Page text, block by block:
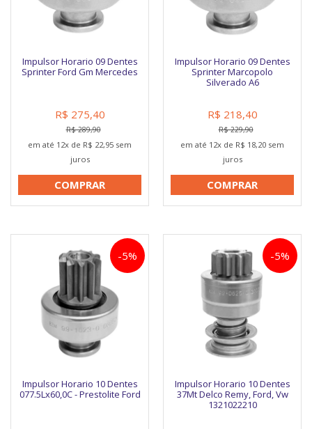
Impulsor Horario 09 Dentes
Sprinter Ford Gm Mercedes
R$ 275,40
R$ 289,90
em até 12x de R$ 22,95 sem
juros
COMPRAR
Impulsor Horario 09 Dentes
Sprinter Marcopolo
Silverado A6
R$ 218,40
R$ 229,90
em até 12x de R$ 18,20 sem
juros
COMPRAR
Impulsor Horario 10 Dentes
077.5Lx60,0C - Prestolite Ford
-5%
Impulsor Horario 10 Dentes
37Mt Delco Remy, Ford, Vw
1321022210
-5%